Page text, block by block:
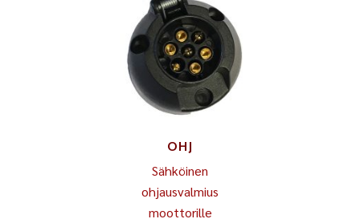
OHJ
Sähköinen
ohjausvalmius
moottorille